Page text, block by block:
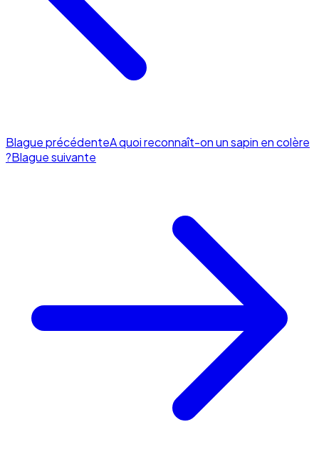
Blague précédenteA quoi reconnaît-on un sapin en colère
?Blague suivante